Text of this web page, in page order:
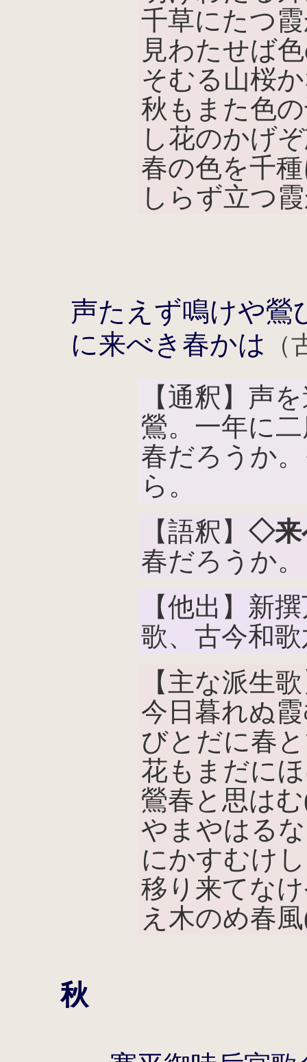
千草にたつ
見わたせば
そむる山桜
秋もまた色
し花のかげ
春の色を千
しらず立つ
声たえず鳴けや鶯
に来べき春かは
【通釈】声
鶯。一年に
春だろうか
ら。
【語釈】 ◇来
春だろうか
【他出】新
歌、古今和
【主な派生
今日暮れぬ
びとだに春
花もまだに
鶯春と思は
やまやはる
にかすむけ
移り来てな
え木のめ春
秋